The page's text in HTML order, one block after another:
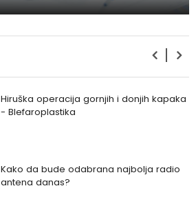
Hiruška operacija gornjih i donjih kapaka
- Blefaroplastika
Kako da bude odabrana najbolja radio
antena danas?